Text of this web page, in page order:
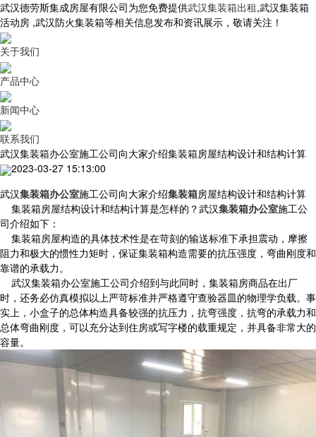
武汉德劳斯集成房屋有限公司为您免费提供武汉集装箱出租,武汉集装箱
活动房 ,武汉防火集装箱等相关信息发布和资讯展示，敬请关注！
关于我们
产品中心
新闻中心
联系我们
武汉集装箱办公室施工公司向大家介绍集装箱房屋结构设计和结构计算
2023-03-27 15:13:00
武汉集装箱办公室施工公司向大家介绍集装箱房屋结构设计和结构计算
集装箱房屋结构设计和结构计算是怎样的？武汉集装箱办公室施工公
司介绍如下：
集装箱房屋构造的具体技术性是在苛刻的输送标准下承担震动，摩擦
阻力和极大的惯性力矩时，保证集装箱构造需要的抗压强度，弯曲刚度和
靠谱的承载力。
武汉集装箱办公室施工公司介绍到与此同时，集装箱房商品在出厂
时，还务必仿真模拟以上严苛标准并严格遵守查验器皿的物理学负载。事
实上，小盒子的总体构造具备较强的抗压力，抗弯强度，抗弯的承载力和
总体弯曲刚度，可以充分达到住房或写字楼的载重规定，并具备非常大的
容量。